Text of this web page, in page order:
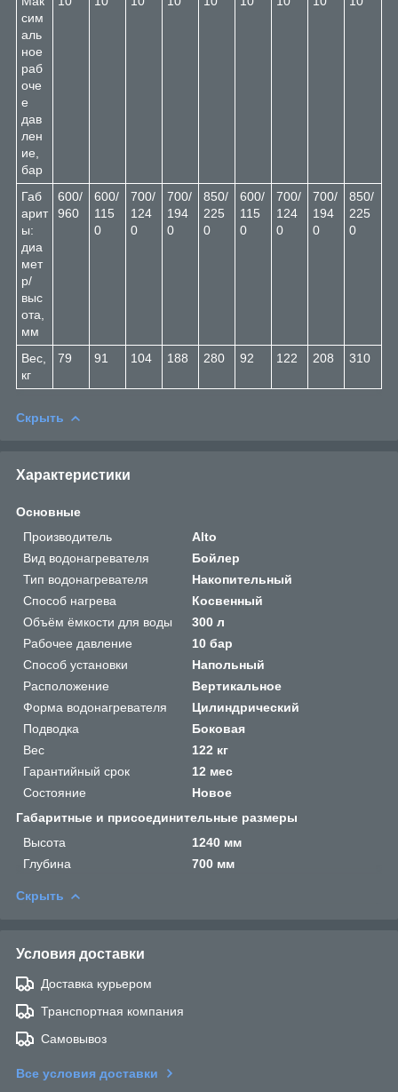
сим
аль
ное
раб
оче
е
дав
лен
ие,
бар
Габ
арит
ы:
диа
мет
р/
выс
ота,
мм
600/
960
600/
115
0
700/
124
0
700/
194
0
850/
225
0
600/
115
0
700/
124
0
700/
194
0
850/
225
0
Вес,
кг
79 91 104 188 280 92 122 208 310
Скрыть
Характеристики
Основные
Производитель
Alto
Вид водонагревателя
Бойлер
Тип водонагревателя
Накопительный
Способ нагрева
Косвенный
Объём ёмкости для воды
300 л
Рабочее давление
10 бар
Способ установки
Напольный
Расположение
Вертикальное
Форма водонагревателя
Цилиндрический
Подводка
Боковая
Вес
122 кг
Гарантийный срок
12 мес
Состояние
Новое
Габаритные и присоединительные размеры
Высота
1240 мм
Глубина
700 мм
Скрыть
Условия доставки
Доставка курьером
Транспортная компания
Самовывоз
Все условия доставки